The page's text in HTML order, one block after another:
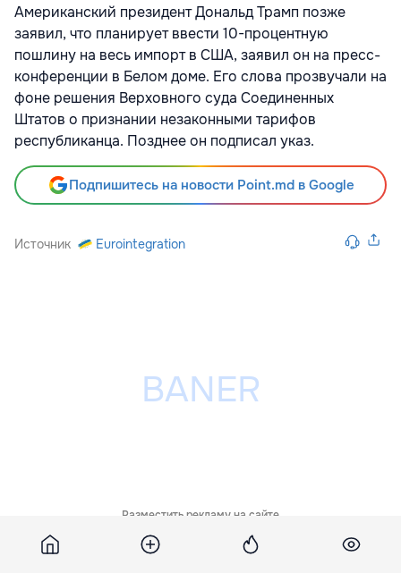
Американский президент Дональд Трамп позже
заявил, что планирует ввести 10-процентную
пошлину на весь импорт в США, заявил он на пресс-
конференции в Белом доме. Его слова прозвучали на
фоне решения Верховного суда Соединенных
Штатов о признании незаконными тарифов
республиканца. Позднее он подписал указ.
Подпишитесь на новости Point.md в Google
Источник Eurointegration
Разместить рекламу на сайте